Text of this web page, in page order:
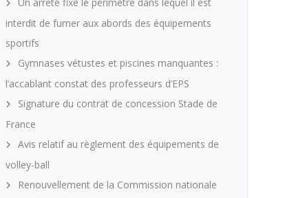
interdit de fumer aux abords des équipements
sportifs
Gymnases vétustes et piscines manquantes :
l’accablant constat des professeurs d’EPS
Signature du contrat de concession Stade de
France
Avis relatif au règlement des équipements de
volley-ball
Renouvellement de la Commission nationale